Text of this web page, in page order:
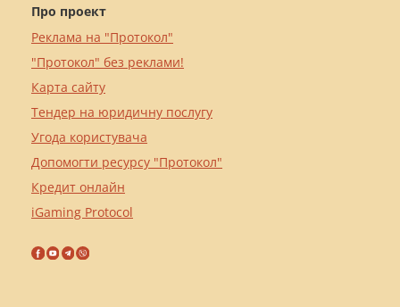
Про проект
Реклама на "Протокол"
"Протокол" без реклами!
Карта сайту
Тендер на юридичну послугу
Угода користувача
Допомогти ресурсу "Протокол"
Кредит онлайн
iGaming Protocol